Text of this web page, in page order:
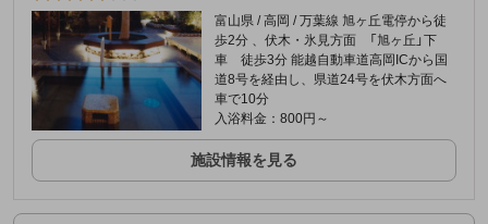
富山県 / 高岡 / 万葉線 旭ヶ丘電停から徒
歩2分 、伏木・氷見方面 「旭ヶ丘」下
車 徒歩3分 能越自動車道高岡ICから国
道8号を経由し、県道24号を伏木方面へ
車で10分
入浴料金：800円～
施設情報を見る